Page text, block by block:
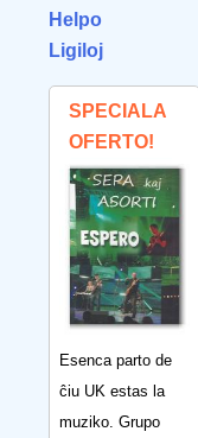
Helpo
Ligiloj
SPECIALA
OFERTO!
Esenca parto de
ĉiu UK estas la
muziko. Grupo